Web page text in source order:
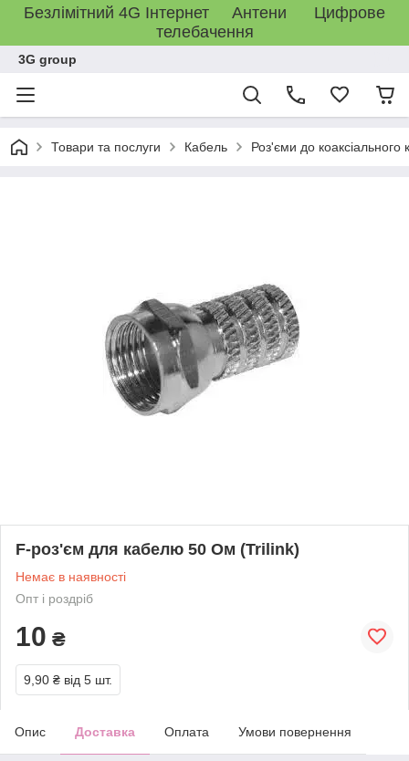
Безлімітний 4G Інтернет Антени Цифрове
телебачення
3G group
Товари та послуги Кабель Роз'єми до
F-роз'єм для кабелю 50 Ом (Trilink)
Немає в наявності
Опт і роздріб
10 ₴
9,90 ₴ від 5 шт.
Опис Доставка Оплата Умови повернення